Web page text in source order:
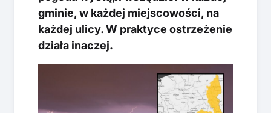
gminie, w każdej miejscowości, na
każdej ulicy. W praktyce ostrzeżenie
działa inaczej.